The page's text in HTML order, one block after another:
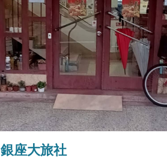
銀座大旅社